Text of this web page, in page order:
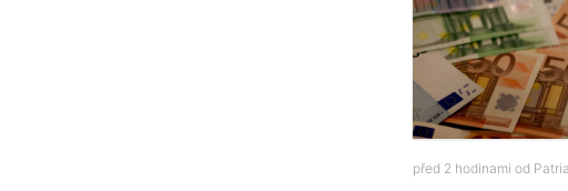
před 2 hodinami od Patria